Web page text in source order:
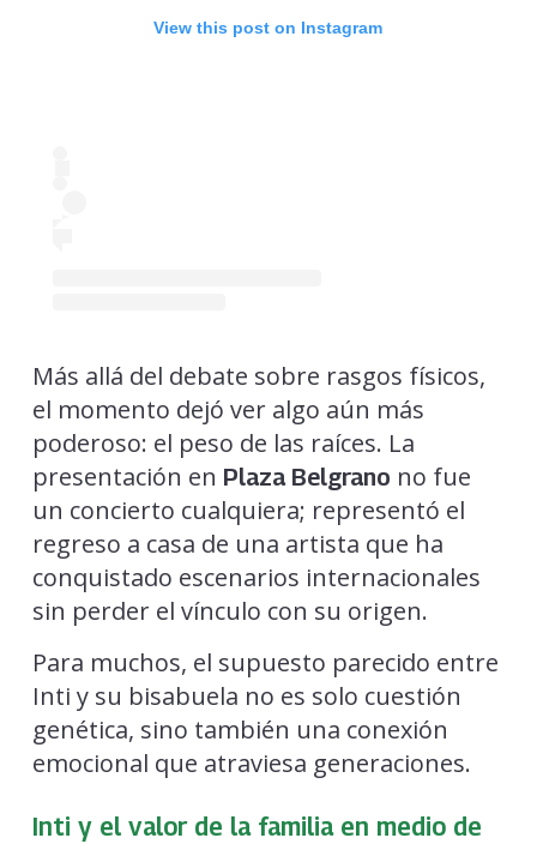
View this post on Instagram
Más allá del debate sobre rasgos físicos,
el momento dejó ver algo aún más
poderoso: el peso de las raíces. La
presentación en Plaza Belgrano no fue
un concierto cualquiera; representó el
regreso a casa de una artista que ha
conquistado escenarios internacionales
sin perder el vínculo con su origen.
Para muchos, el supuesto parecido entre
Inti y su bisabuela no es solo cuestión
genética, sino también una conexión
emocional que atraviesa generaciones.
Inti y el valor de la familia en medio de